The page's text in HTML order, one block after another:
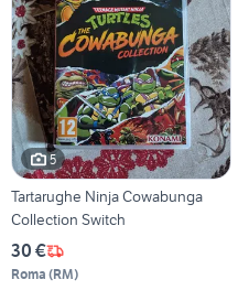
5
Tartarughe Ninja Cowabunga
Collection Switch
30 €
Roma (RM)